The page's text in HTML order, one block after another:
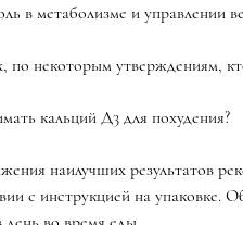
в метаболизме и управлении
по некоторым утверждениям,
кальций Д3 для похудения?
наилучших результатов
с инструкцией на упаковке.